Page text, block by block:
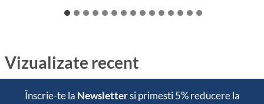
Vizualizate recent
Înscrie-te la Newslettersi primesti5% reducerela